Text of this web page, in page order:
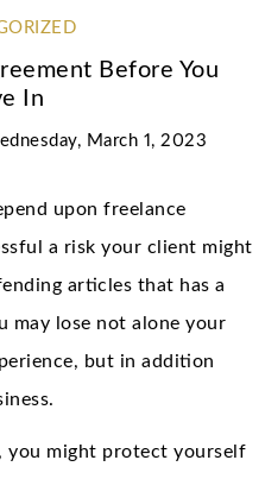
Before You
In
March 1, 2023
upon freelance
a risk your client might
articles that has a
may lose not alone your
but in addition
you might protect yourself